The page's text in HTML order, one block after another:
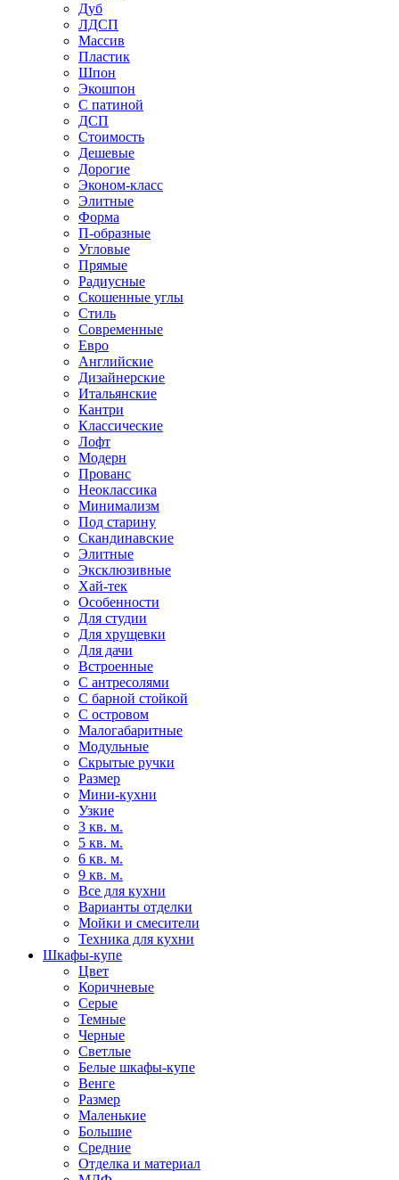
Дуб
ЛДСП
Массив
Пластик
Шпон
Экошпон
С патиной
ДСП
Стоимость
Дешевые
Дорогие
Эконом-класс
Элитные
Форма
П-образные
Угловые
Прямые
Радиусные
Скошенные углы
Стиль
Современные
Евро
Английские
Дизайнерские
Итальянские
Кантри
Классические
Лофт
Модерн
Прованс
Неоклассика
Минимализм
Под старину
Скандинавские
Элитные
Эксклюзивные
Хай-тек
Особенности
Для студии
Для хрущевки
Для дачи
Встроенные
С антресолями
С барной стойкой
С островом
Малогабаритные
Модульные
Скрытые ручки
Размер
Мини-кухни
Узкие
3 кв. м.
5 кв. м.
6 кв. м.
9 кв. м.
Все для кухни
Варианты отделки
Мойки и смесители
Техника для кухни
Шкафы-купе
Цвет
Коричневые
Серые
Темные
Черные
Светлые
Белые шкафы-купе
Венге
Размер
Маленькие
Большие
Средние
Отделка и материал